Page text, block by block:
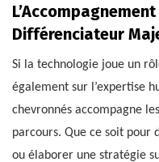
Différenciateur
Si la technologie joue un
également sur l’expertise
chevronnés accompagne
parcours. Que ce soit pour
ou élaborer une stratégie